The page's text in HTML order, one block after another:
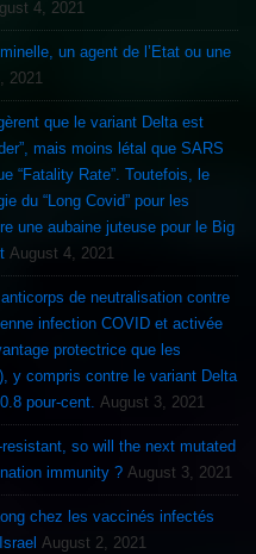
4, 2021
un agent de l’Etat ou une
2021
que le variant Delta est
mais moins létal que SARS
“Fatality Rate”. Toutefois, le
du “Long Covid” pour les
une aubaine juteuse pour le Big
August 4, 2021
de neutralisation contre
infection COVID et activée
y compris contre le variant Delta
pour-cent. August 3, 2021
so will the next mutated
immunity ? August 3, 2021
chez les vaccinés infectés
de santé en Israel August 2, 2021